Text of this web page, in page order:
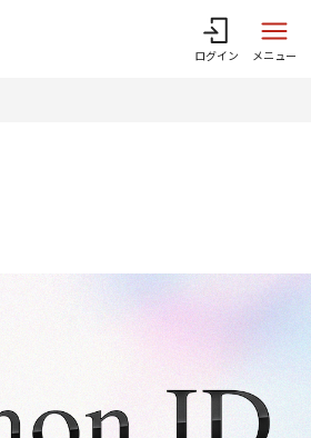
ログイン メニュー